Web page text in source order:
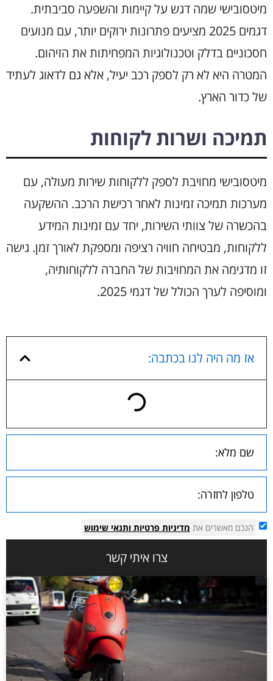
מיטסובישי שמה דגש על קיימות והשפעה סביבתית.
דגמים 2025 מציעים פתרונות ירוקים יותר, עם מנועים
חסכוניים בדלק וטכנולוגיות המפחיתות את הזיהום.
המטרה היא לא רק לספק רכב יעיל, אלא גם לדאוג לעתיד
של כדור הארץ.
תמיכה ושרות לקוחות
מיטסובישי מחויבת לספק ללקוחות שירות מעולה, עם
מערכות תמיכה זמינות לאחר רכישת הרכב. ההשקעה
בהכשרה של צוותי השירות, יחד עם זמינות המידע
ללקוחות, מבטיחה חוויה רציפה ומספקת לאורך זמן. גישה
זו מדגימה את המחויבות של החברה ללקוחותיה,
ומוסיפה לערך הכולל של דגמי 2025.
אז מה היה לנו בכתבה:
הנכם מאשרים את מדיניות פרטיות ותנאי שימוש
צרו איתי קשר